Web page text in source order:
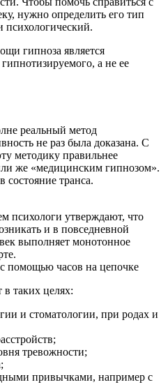
нужно определить его тип
психологический.
гипноза является
а не ее
реальный метод
не раз была доказана. С
методику правильнее
же «медицинским гипнозом».
состояние транса.
психологи утверждают, что
и в повседневной
выполняет монотонное
таких целях:
и стоматологии, при родах и
тревожности;
привычками, например с